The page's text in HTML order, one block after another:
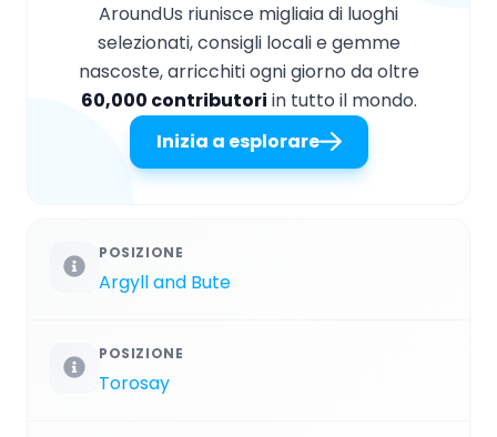
AroundUs riunisce migliaia di luoghi
selezionati, consigli locali e gemme
nascoste, arricchiti ogni giorno da oltre
60,000 contributori in tutto il mondo.
Inizia a esplorare
POSIZIONE
Argyll and Bute
POSIZIONE
Torosay